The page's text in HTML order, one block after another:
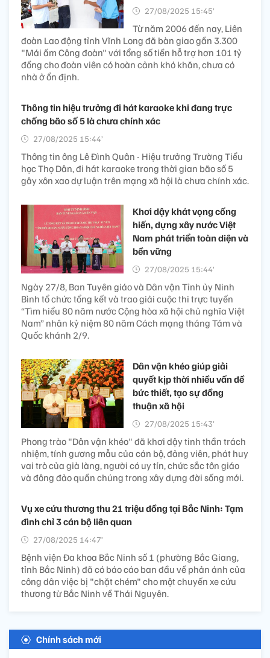
27/08/2025 15:45’
Từ năm 2006 đến nay, Liên
đoàn Lao động tỉnh Vĩnh Long đã bàn giao gần 3.300
"Mái ấm Công đoàn" với tổng số tiền hỗ trợ hơn 101 tỷ
đồng cho đoàn viên có hoàn cảnh khó khăn, chưa có
nhà ở ổn định.
Thông tin hiệu trưởng đi hát karaoke khi đang trực
chống bão số 5 là chưa chính xác
27/08/2025 15:44’
Thông tin ông Lê Đình Quân - Hiệu trưởng Trường Tiểu
học Thọ Dân, đi hát karaoke trong thời gian bão số 5
gây xôn xao dự luận trên mạng xã hội là chưa chính xác.
Khơi dậy khát vọng cống
hiến, dựng xây nước Việt
Nam phát triển toàn diện và
bền vững
27/08/2025 15:44’
Ngày 27/8, Ban Tuyên giáo và Dân vận Tỉnh ủy Ninh
Bình tổ chức tổng kết và trao giải cuộc thi trực tuyến
“Tìm hiểu 80 năm nước Cộng hòa xã hội chủ nghĩa Việt
Nam” nhân kỷ niệm 80 năm Cách mạng tháng Tám và
Quốc khánh 2/9.
Dân vận khéo giúp giải
quyết kịp thời nhiều vấn đề
bức thiết, tạo sự đồng
thuận xã hội
27/08/2025 15:43’
Phong trào "Dân vận khéo" đã khơi dậy tinh thần trách
nhiệm, tính gương mẫu của cán bộ, đảng viên, phát huy
vai trò của già làng, người có uy tín, chức sắc tôn giáo
và đông đảo quần chúng trong xây dựng đời sống mới.
Vụ xe cứu thương thu 21 triệu đồng tại Bắc Ninh: Tạm
đình chỉ 3 cán bộ liên quan
27/08/2025 14:47’
Bệnh viện Đa khoa Bắc Ninh số 1 (phường Bắc Giang,
tỉnh Bắc Ninh) đã có báo cáo ban đầu về phản ánh của
công dân việc bị "chặt chém" cho một chuyến xe cứu
thương từ Bắc Ninh về Thái Nguyên.
Chính sách mới